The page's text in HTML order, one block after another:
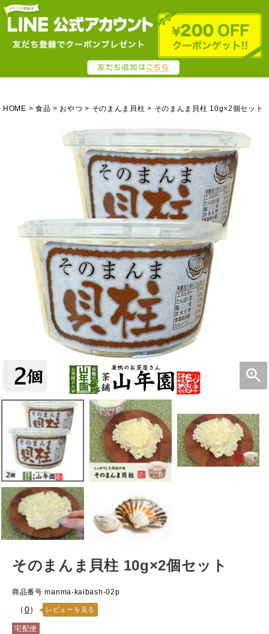
HOME 食品 おやつ そのまんま貝柱 そのまんま貝柱 10g×2個セット
そのまんま貝柱 10g×2個セット
商品番号 manma-kaibash-02p
（0） レビューを見る
宅配便